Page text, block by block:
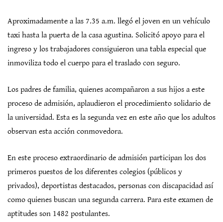
Aproximadamente a las 7.35 a.m. llegó el joven en un vehículo
taxi hasta la puerta de la casa agustina. Solicitó apoyo para el
ingreso y los trabajadores consiguieron una tabla especial que
inmoviliza todo el cuerpo para el traslado con seguro.
Los padres de familia, quienes acompañaron a sus hijos a este
proceso de admisión, aplaudieron el procedimiento solidario de
la universidad. Esta es la segunda vez en este año que los adultos
observan esta acción conmovedora.
En este proceso extraordinario de admisión participan los dos
primeros puestos de los diferentes colegios (públicos y
privados), deportistas destacados, personas con discapacidad así
como quienes buscan una segunda carrera. Para este examen de
aptitudes son 1482 postulantes.